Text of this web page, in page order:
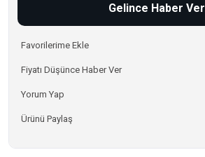
Gelince Haber Ver
Fiyatı Düşünce Haber Ver
Yorum Yap
Ürünü Paylaş